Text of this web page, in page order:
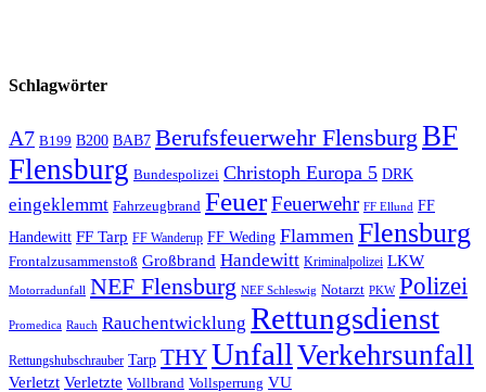
Schlagwörter
A7 B199 B200 BAB7 Berufsfeuerwehr Flensburg BF
Flensburg Bundespolizei Christoph Europa 5 DRK
eingeklemmt Fahrzeugbrand FeuerFeuerwehr FF Ellund FF
Handewitt FF Tarp FF Wanderup FF Weding Flammen Flensburg
Frontalzusammenstoß Großbrand Handewitt Kriminalpolizei LKW
Motorradunfall NEF Flensburg NEF Schleswig Notarzt PKW Polizei
Promedica Rauch Rauchentwicklung Rettungsdienst
Rettungshubschrauber Tarp THYUnfall Verkehrsunfall
Verletzt Verletzte Vollbrand Vollsperrung VU